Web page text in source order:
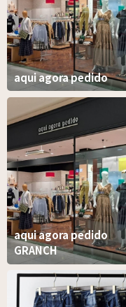
aqui agora pedido
aqui agora pedido
GRANCH